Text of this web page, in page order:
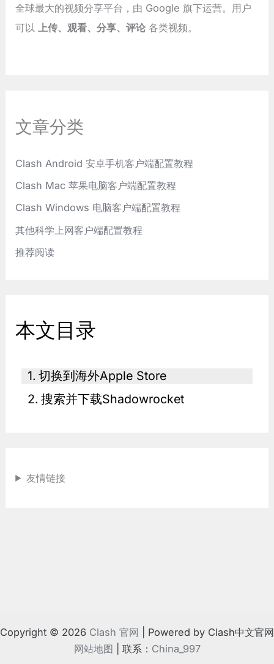
全球最大的视频分享平台，由 Google 旗下运营。用户
可以上传、观看、分享、评论 各类视频。
文章分类
Clash Android 安卓手机客户端配置教程
Clash Mac 苹果电脑客户端配置教程
Clash Windows 电脑客户端配置教程
其他科学上网客户端配置教程
推荐阅读
本文目录
切换到海外Apple Store
搜索并下载Shadowrocket
友情链接
Copyright © 2026 Clash 官网 | Powered by Clash中文官网
网站地图 | 联系： China_997